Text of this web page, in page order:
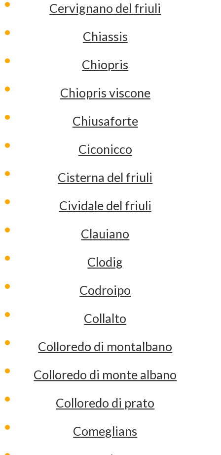
Cervignano del friuli
Chiassis
Chiopris
Chiopris viscone
Chiusaforte
Ciconicco
Cisterna del friuli
Cividale del friuli
Clauiano
Clodig
Codroipo
Collalto
Colloredo di montalbano
Colloredo di monte albano
Colloredo di prato
Comeglians